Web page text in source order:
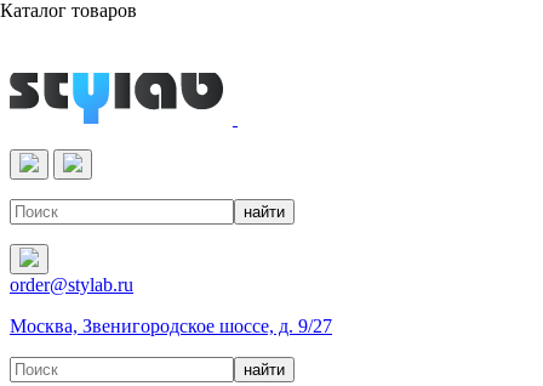
Реактивы & Оборудование
order@stylab.ru
Москва, Звенигородское шоссе, д. 9/27
Каталог товаров